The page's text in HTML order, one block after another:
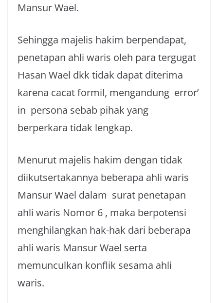
Mansur Wael.
Sehingga majelis hakim berpendapat,
penetapan ahli waris oleh para tergugat
Hasan Wael dkk tidak dapat diterima
karena cacat formil, mengandung error’
in persona sebab pihak yang
berperkara tidak lengkap.
Menurut majelis hakim dengan tidak
diikutsertakannya beberapa ahli waris
Mansur Wael dalam surat penetapan
ahli waris Nomor 6 , maka berpotensi
menghilangkan hak-hak dari beberapa
ahli waris Mansur Wael serta
memunculkan konflik sesama ahli
waris.